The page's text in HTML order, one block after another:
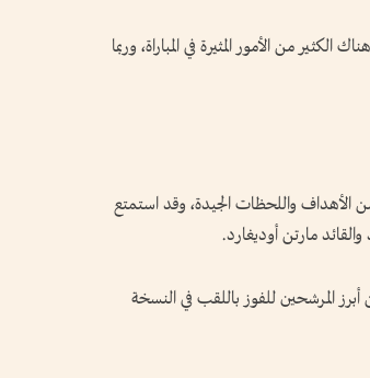
من الأمور المثيرة في المباراة، وربما
شهد الكثير من الأهداف واللحظات الجيدة، وقد استمتع
والقائد مارتن أوديغارد.
المتوجة بلقب كأس العالم 2018 ووصيفة نسخة 2022، من أبرز المرشحين للفوز باللقب في النسخة